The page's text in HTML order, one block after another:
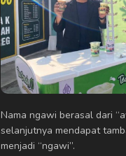
Nama ngawi berasal dari
selanjutnya mendapat
menjadi “ngawi”.